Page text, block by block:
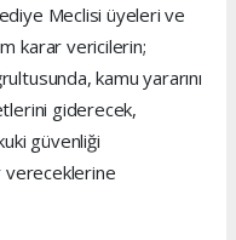
Meclisi üyeleri ve
karar vericilerin;
kamu yararını
giderecek,
güvenliği
vereceklerine